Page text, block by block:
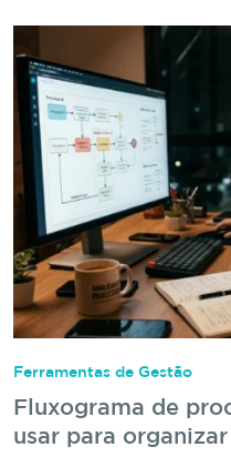
Ferramentas de Gestão
Fluxograma de
usar para